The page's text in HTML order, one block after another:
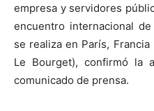
empresa y servidores
encuentro internacional
se realiza en París,
Le Bourget), confirmó la
comunicado de prensa.